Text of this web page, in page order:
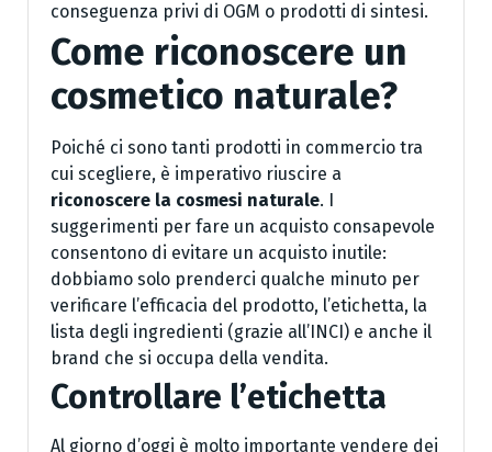
conseguenza privi di OGM o prodotti di sintesi.
Come riconoscere un
cosmetico naturale?
Poiché ci sono tanti prodotti in commercio tra
cui scegliere, è imperativo riuscire a
riconoscere la cosmesi naturale. I
suggerimenti per fare un acquisto consapevole
consentono di evitare un acquisto inutile:
dobbiamo solo prenderci qualche minuto per
verificare l’efficacia del prodotto, l’etichetta, la
lista degli ingredienti (grazie all’INCI) e anche il
brand che si occupa della vendita.
Controllare l’etichetta
Al giorno d’oggi è molto importante vendere dei